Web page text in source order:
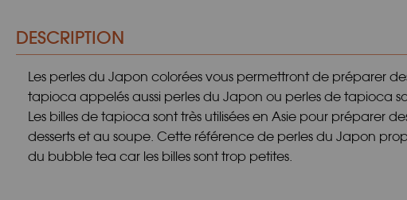
DESCRIPTION
Les perles du Japon colorées vous permettront de préparer
tapioca appelés aussi perles du Japon ou perles de tapioca
Les billes de tapioca sont très utilisées en Asie pour préparer
desserts et au soupe. Cette référence de perles du Japon
du bubble tea car les billes sont trop petites.